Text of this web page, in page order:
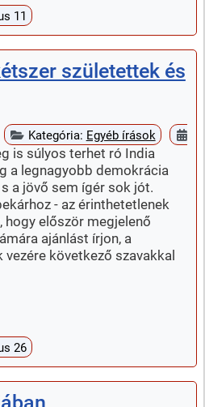
11
születettek és
Kategória: Egyéb írások
is súlyos terhet ró India
a legnagyobb demokrácia
a jövő sem ígér sok jót.
- az érinthetetlenek
először megjelenő
ajánlást írjon, a
következő szavakkal
26